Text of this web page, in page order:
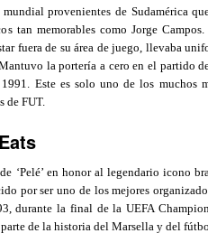
provenientes de Sudamérica
tan memorables como Jorge Campos.
fuera de su área de juego, llevaba
la portería a cero en el partido
Este es solo uno de los muchos
de FUT.
‘Pelé’ en honor al legendario icono
por ser uno de los mejores
durante la final de la UEFA
de la historia del Marsella y del